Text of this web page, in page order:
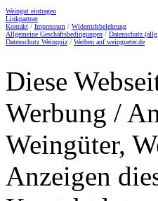
Weingut eintragen
Linkpartner
Kontakt / Impressum / Widerrufsbelehrung
Allgemeine Geschäftsbedingungen / Datenschutz
Datenschutz Weinquiz / Werben auf weingueter.de
Diese
Werbung /
Weingüter,
Anzeigen